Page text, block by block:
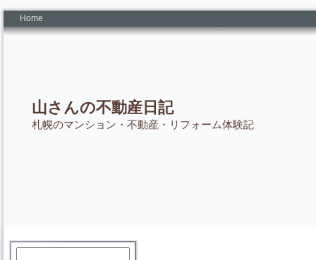
Home
山さんの不動産日記
札幌のマンション・不動産・リフォーム体験記